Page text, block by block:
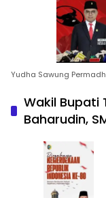
Yudha Sawung
Wakil Bupati
Baharudin,